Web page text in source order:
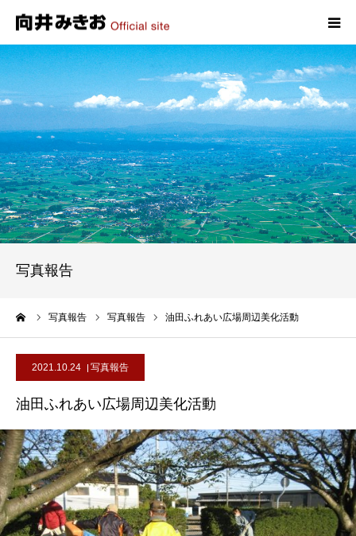
写真報告
写真報告 写真報告 油田ふれあい広場周辺美化活動
2021.10.24 写真報告
油田ふれあい広場周辺美化活動
HOME
プロフィール
政策
活動報告